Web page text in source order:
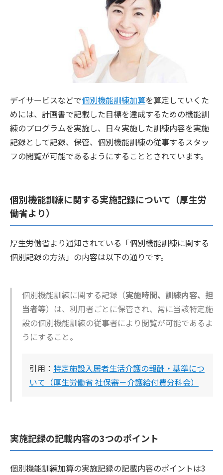
デイサービスなどで個別機能訓練加算を算定していくた
めには、計画書で記載した目標を達成するための機能訓
練のプログラムを実施し、日々実施した訓練内容を実施
記録として記録、保管、個別機能訓練の従事するスタッ
フの閲覧が可能であるようにすることとされています。
個別機能訓練に関する実施記録について（厚生労
働省より）
厚生労働省より通知されている「個別機能訓練に関する
個別記録の方法」の内容は以下の通りです。
個別機能訓練に関する記録（実施時間、訓練内容、担
当者等）は、利用者ごとに保管され、常に当該特定施
設の個別機能訓練の従事者により閲覧が可能であるよ
うにすること。
引用： 特定施設入居者生活介護の報酬・基準につ
いて（厚生労働省 社保審－介護給付費分科会）
実施記録の記載内容の3つのポイント
個別機能訓練加算の実施記録の記載内容のポイントは3